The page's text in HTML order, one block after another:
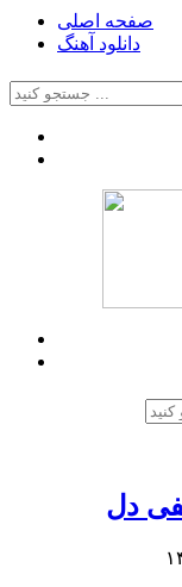
صفحه اصلی
دانلود آهنگ
دل